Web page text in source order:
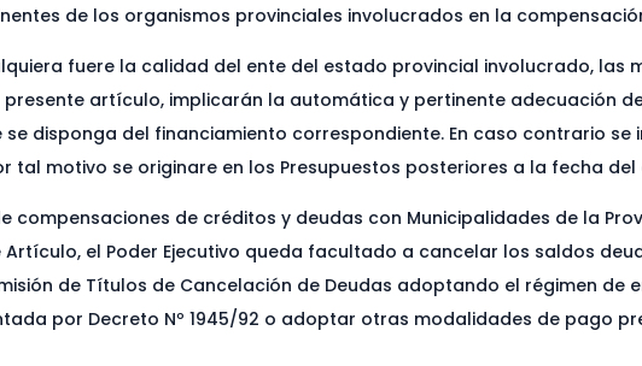
de los organismos provinciales involucrados en la
fuere la calidad del ente del estado provincial involucrado, las
artículo, implicarán la automática y pertinente adecuación
se disponga del financiamiento correspondiente. En caso contrario
tal motivo se originare en los Presupuestos posteriores a la fecha del
compensaciones de créditos y deudas con Municipalidades de la
Artículo, el Poder Ejecutivo queda facultado a cancelar los saldos
de Títulos de Cancelación de Deudas adoptando el régimen de
por Decreto Nº 1945/92 o adoptar otras modalidades de pago